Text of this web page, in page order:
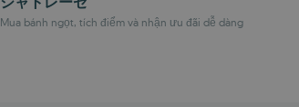
Mua bánh ngọt, tích điểm và nhận ưu đãi dễ dàng